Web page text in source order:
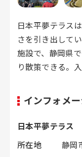
日本平夢テラス
さを引き出して
施設で、静岡県
り散策できる。入
インフォメ
日本平夢テラス
所在地
静岡